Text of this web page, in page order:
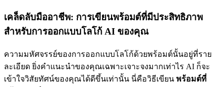
เคล็ดลับมืออาชีพ: การเขียนพร้อมต์ที่มีประสิทธิภาพ
สำหรับการออกแบบโลโก้ AI ของคุณ
ความมหัศจรรย์ของการออกแบบโลโก้ด้วยพร้อมต์นั้นอยู่ที่ราย
ละเอียด ยิ่งคำแนะนำของคุณเฉพาะเจาะจงมากเท่าไร AI ก็จะ
เข้าใจวิสัยทัศน์ของคุณได้ดีขึ้นเท่านั้น นี่คือวิธีเขียน พร้อมต์ที่